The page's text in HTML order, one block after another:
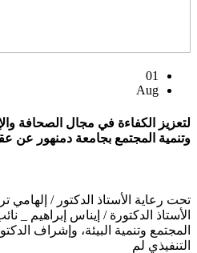
01
Aug
لتعزيز الكفاءة في مجال الصحافة
وتنمية المجتمع بجامعة دمنهور عن
الأستاذ الدكتورة / إيناس إبراهيم
المجتمع وتنمية البيئة، وإشراف
التنفيذي لم